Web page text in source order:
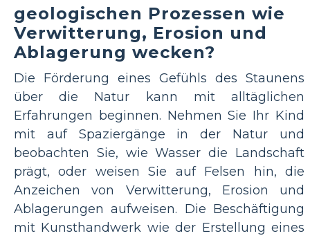
geologischen Prozessen wie
Verwitterung, Erosion und
Ablagerung wecken?
Die Förderung eines Gefühls des Staunens
über die Natur kann mit alltäglichen
Erfahrungen beginnen. Nehmen Sie Ihr Kind
mit auf Spaziergänge in der Natur und
beobachten Sie, wie Wasser die Landschaft
prägt, oder weisen Sie auf Felsen hin, die
Anzeichen von Verwitterung, Erosion und
Ablagerungen aufweisen. Die Beschäftigung
mit Kunsthandwerk wie der Erstellung eines